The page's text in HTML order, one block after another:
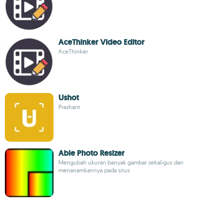
AceThinker Video Editor
AceThinker
Ushot
Prashant
Able Photo Resizer
Mengubah ukuran banyak gambar sekaligus dan
menanamkannya pada situs